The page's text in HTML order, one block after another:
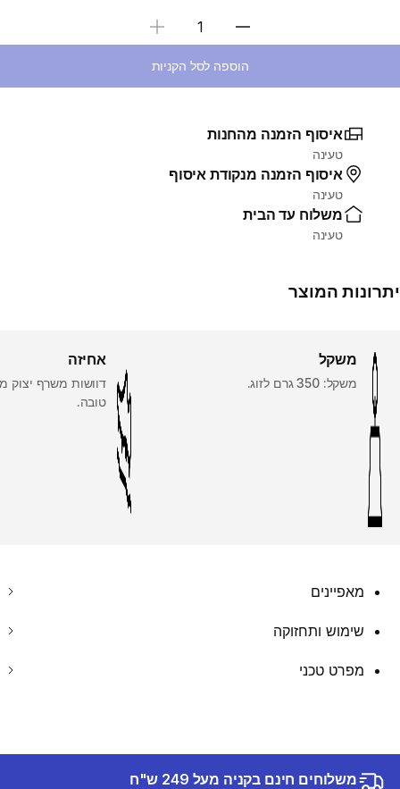
בחירת כמות
הוספה לסל הקניות
איסוף הזמנה מהחנות
טעינה
איסוף הזמנה מנקודת איסוף
טעינה
משלוח עד הבית
טעינה
יתרונות המוצר
משקל
משקל: 350 גרם לזוג.
אחיזה
דוושות משרף יצוק
טובה.
מאפיינים
שימוש ותחזוקה
מפרט טכני
משלוחים חינם בקניה מעל 249 ש"ח